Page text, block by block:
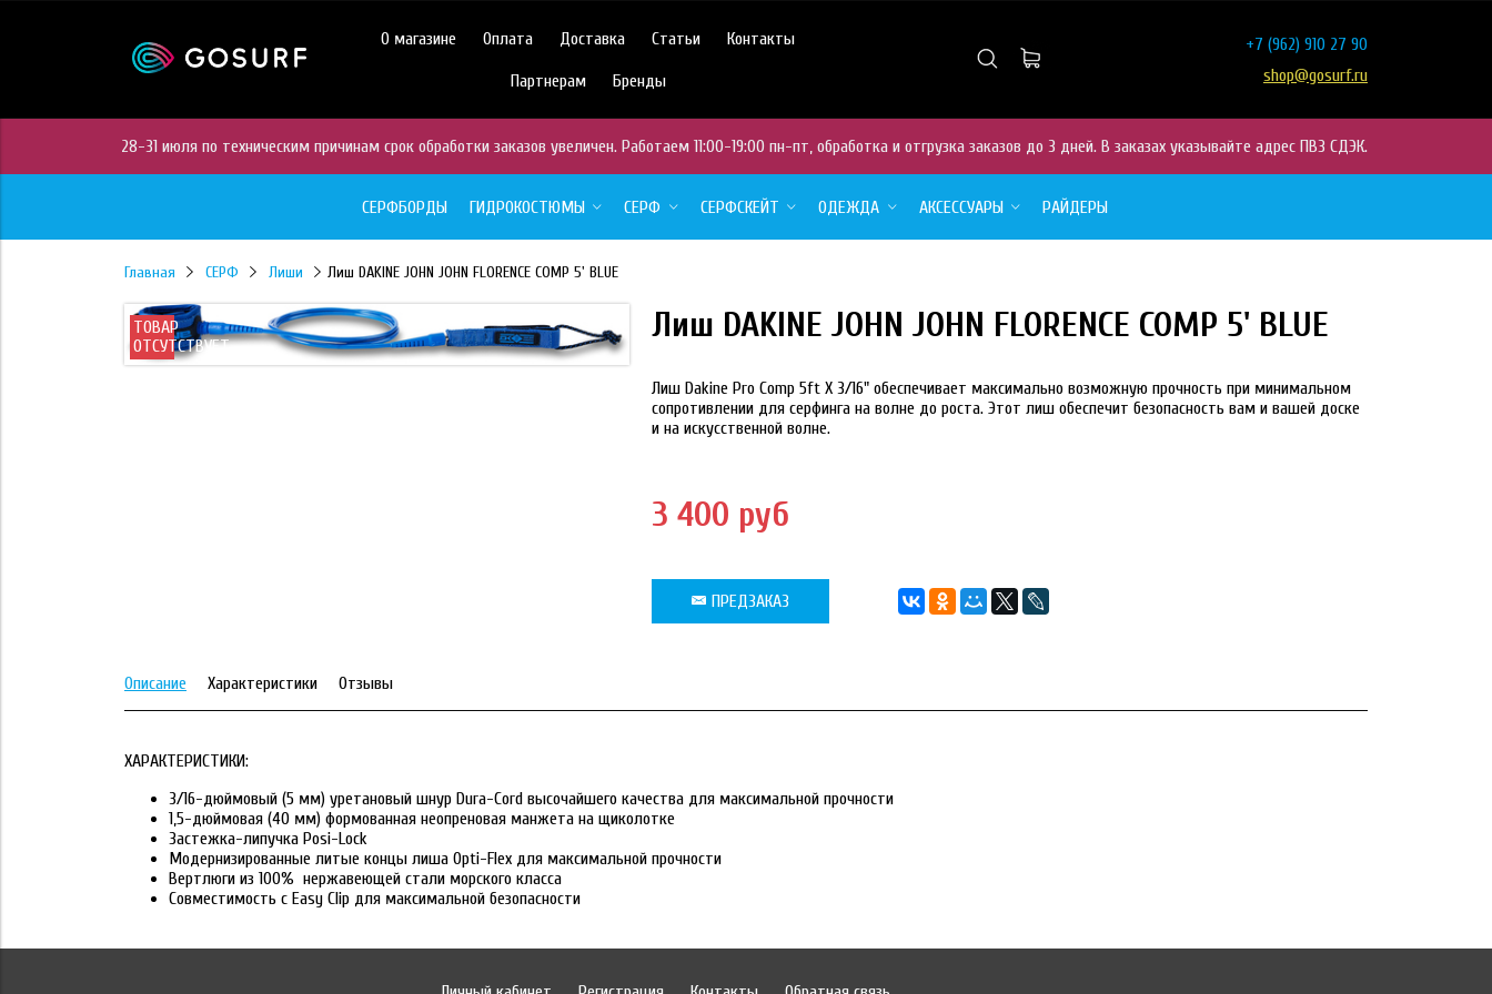
О магазине Оплата Доставка Статьи Контакты
Партнерам Бренды
+7 (962) 910 27 90
shop@gosurf.ru
28-31 июля по техническим причинам срок обработки заказов увеличен. Работаем 11:00-19:00 пн-пт, обработка и отгрузка заказов до 3 дней. В заказах указывайте адрес ПВЗ СДЭК.
СЕРФБОРДЫ ГИДРОКОСТЮМЫ СЕРФ СЕРФСКЕЙТ ОДЕЖДА АКСЕССУАРЫ РАЙДЕРЫ
Главная СЕРФ Лиши Лиш DAKINE JOHN JOHN FLORENCE COMP 5' BLUE
ТОВАР
ОТСУТСТВУЕТ
Лиш DAKINE JOHN JOHN FLORENCE COMP 5' BLUE
Лиш Dakine Pro Comp 5ft X 3/16" обеспечивает максимально возможную прочность при минимальном
сопротивлении для серфинга на волне до роста. Этот лиш обеспечит безопасность вам и вашей доске
и на искусственной волне.
3 400 руб
ПРЕДЗАКАЗ
Описание Характеристики Отзывы
ХАРАКТЕРИСТИКИ:
3/16-дюймовый (5 мм) уретановый шнур Dura-Cord высочайшего качества для максимальной прочности
1,5-дюймовая (40 мм) формованная неопреновая манжета на щиколотке
Застежка-липучка Posi-Lock
Модернизированные литые концы лиша Opti-Flex для максимальной прочности
Вертлюги из 100% нержавеющей стали морского класса
Совместимость с Easy Clip для максимальной безопасности